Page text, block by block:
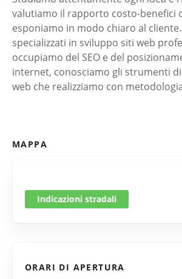
valutiamo il rapporto costo-benefici
esponiamo in modo chiaro al
specializzati in sviluppo siti web
occupiamo del SEO e del
internet, conosciamo gli strumenti
web che realizziamo con
MAPPA
Indicazioni stradali
ORARI DI APERTURA